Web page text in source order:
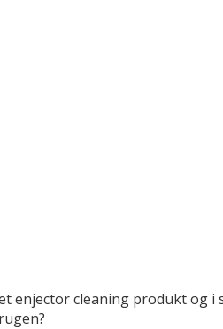
enjector cleaning produkt og i